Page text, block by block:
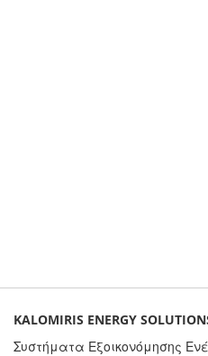
KALOMIRIS ENERGY
Συστήματα Εξοικονόμησης